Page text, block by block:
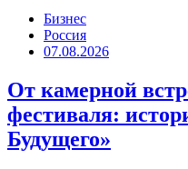
Бизнес
Россия
07.08.2026
От камерной
фестиваля:
Будущего»